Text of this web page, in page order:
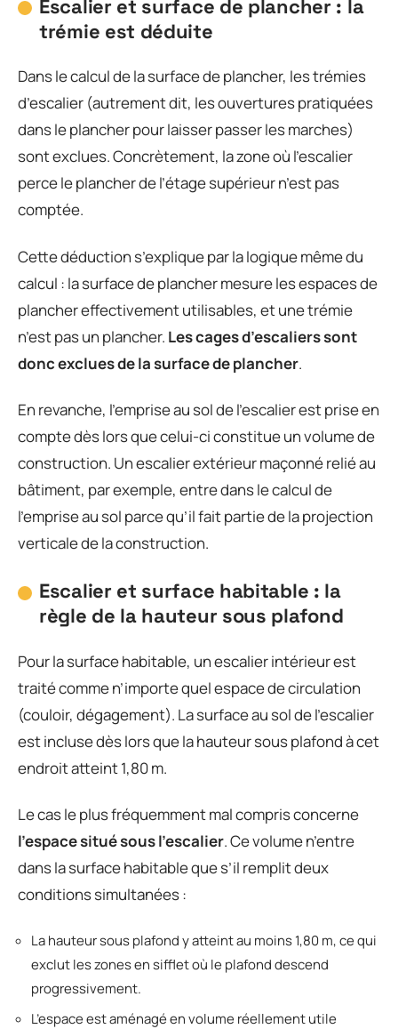
Escalier et surface de plancher : la
trémie est déduite
Dans le calcul de la surface de plancher, les trémies
d’escalier (autrement dit, les ouvertures pratiquées
dans le plancher pour laisser passer les marches)
sont exclues. Concrètement, la zone où l’escalier
perce le plancher de l’étage supérieur n’est pas
comptée.
Cette déduction s’explique par la logique même du
calcul : la surface de plancher mesure les espaces de
plancher effectivement utilisables, et une trémie
n’est pas un plancher. Les cages d’escaliers sont
donc exclues de la surface de plancher.
En revanche, l’emprise au sol de l’escalier est prise en
compte dès lors que celui-ci constitue un volume de
construction. Un escalier extérieur maçonné relié au
bâtiment, par exemple, entre dans le calcul de
l’emprise au sol parce qu’il fait partie de la projection
verticale de la construction.
Escalier et surface habitable : la
règle de la hauteur sous plafond
Pour la surface habitable, un escalier intérieur est
traité comme n’importe quel espace de circulation
(couloir, dégagement). La surface au sol de l’escalier
est incluse dès lors que la hauteur sous plafond à cet
endroit atteint 1,80 m.
Le cas le plus fréquemment mal compris concerne
l’espace situé sous l’escalier. Ce volume n’entre
dans la surface habitable que s’il remplit deux
conditions simultanées :
La hauteur sous plafond y atteint au moins 1,80 m, ce qui
exclut les zones en sifflet où le plafond descend
progressivement.
L’espace est aménagé en volume réellement utile